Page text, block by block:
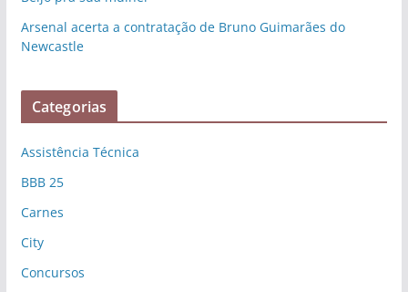
Arsenal acerta a contratação de Bruno Guimarães do
Newcastle
Categorias
Assistência Técnica
BBB 25
Carnes
City
Concursos